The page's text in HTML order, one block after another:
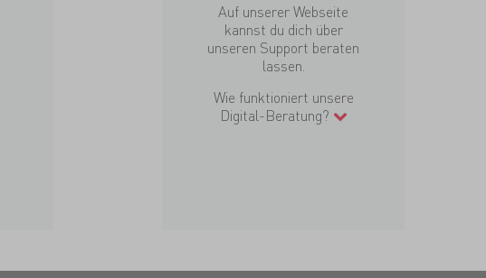
Auf unserer Webseite
kannst du dich über
unseren Support beraten
lassen.
Wie funktioniert unsere
Digital-Beratung?